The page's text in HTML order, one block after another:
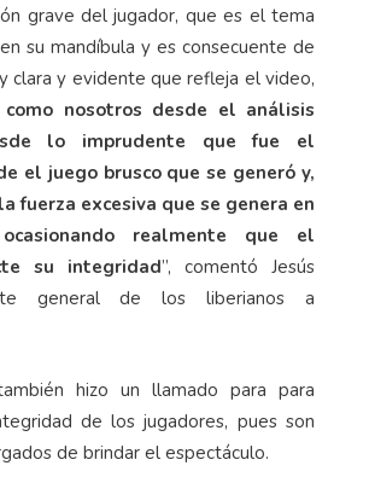
grave del jugador, que es el tema
su mandíbula y es consecuente de
clara y evidente que refleja el video,
como nosotros desde el análisis
lo imprudente que fue el
el juego brusco que se generó y,
fuerza excesiva que se genera en
realmente que el
su integridad”, comentó Jesús
general de los liberianos a
hizo un llamado para para
de los jugadores, pues son
de brindar el espectáculo.